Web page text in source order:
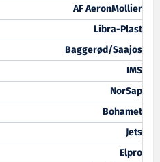
AF AeronMollier
Libra-Plast
Baggerød/Saajos
IMS
NorSap
Bohamet
Jets
Elpro